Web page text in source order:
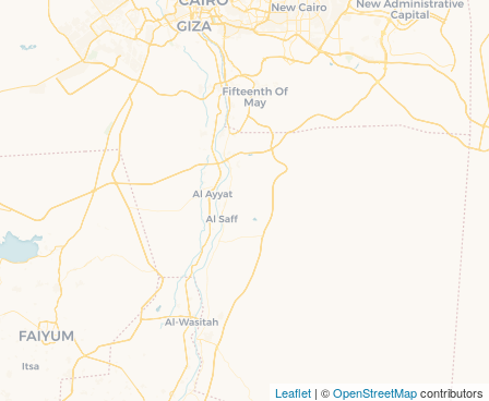
Leaflet | ©OpenStreetMapcontributors